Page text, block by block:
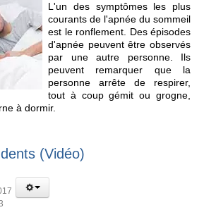
L'un des symptômes les plus
courants de l'apnée du sommeil
est le ronflement. Des épisodes
d'apnée peuvent être observés
par une autre personne. Ils
peuvent remarquer que la
personne arrête de respirer,
tout à coup gémit ou grogne,
à dormir.
(Vidéo)